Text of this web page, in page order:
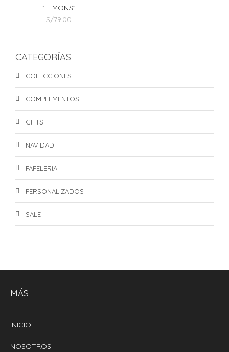
“LEMONS”
S/79.00
CATEGORÍAS
COLECCIONES
COMPLEMENTOS
GIFTS
NAVIDAD
PAPELERIA
PERSONALIZADOS
SALE
MÁS
INICIO
NOSOTROS